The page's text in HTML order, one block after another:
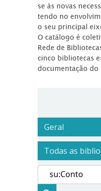
se às novas
tendo no
o seu principal
O catálogo é
Rede de
cinco bibliotecas
documentação do